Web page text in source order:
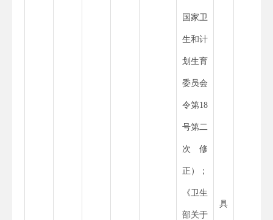
国家卫
生和计
划生育
委员会
令第18
号第二
次修
正）；
《卫生
部关于
具